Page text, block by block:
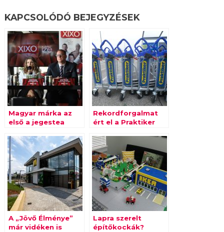
KAPCSOLÓDÓ BEJEGYZÉSEK
Magyar márka az
első a jegestea
Rekordforgalmat
ért el a Praktiker
A „Jövő Élménye”
már vidéken is
Lapra szerelt
építőkockák?